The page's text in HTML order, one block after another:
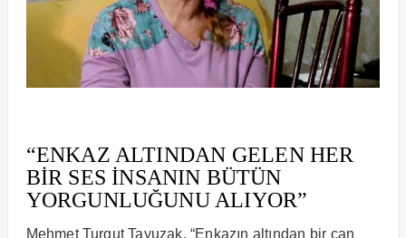
“ENKAZ ALTINDAN GELEN HER
BİR SES İNSANIN BÜTÜN
YORGUNLUĞUNU ALIYOR”
Mehmet Turgut Tayuzak, “Enkazın altından bir can